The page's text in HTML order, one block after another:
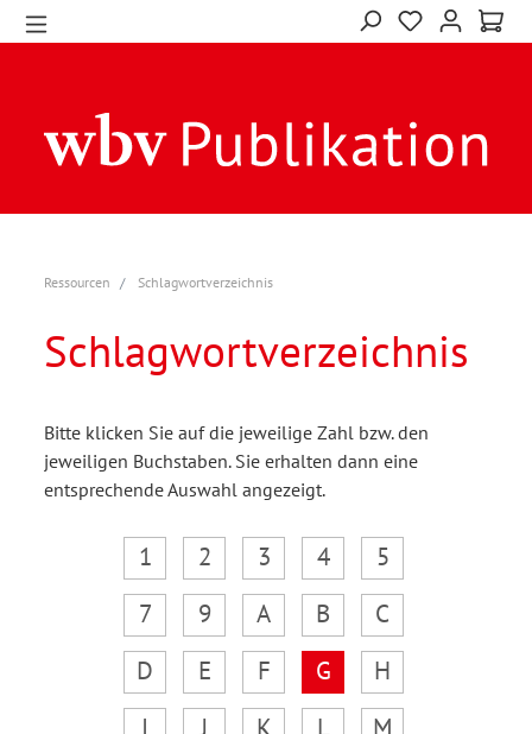
Ressourcen Schlagwortverzeichnis
Schlagwortverzeichnis
Bitte klicken Sie auf die jeweilige Zahl bzw. den
jeweiligen Buchstaben. Sie erhalten dann eine
entsprechende Auswahl angezeigt.
1 2 3 4
5
7
9 A B
C
D
E F G
H
I
J K L
M